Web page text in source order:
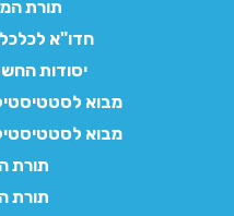
תורת המימון
חדו"א לכלכלה
יסודות
מבוא
מבוא
תורת
תורת